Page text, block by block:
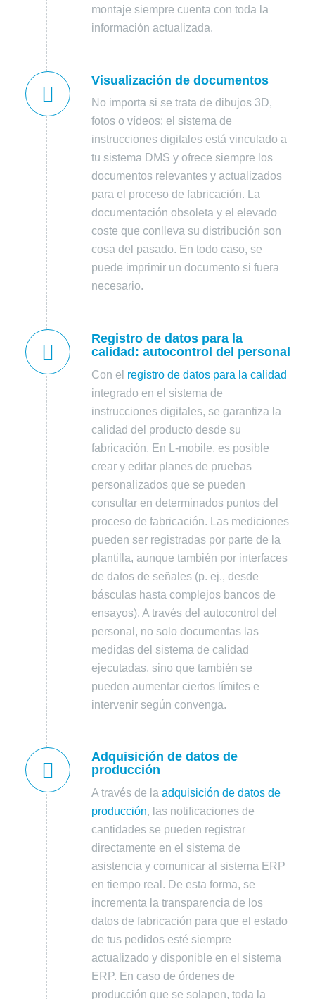
montaje siempre cuenta con toda la
información actualizada.
Visualización de documentos
No importa si se trata de dibujos 3D,
fotos o vídeos: el sistema de
instrucciones digitales está vinculado a
tu sistema DMS y ofrece siempre los
documentos relevantes y actualizados
para el proceso de fabricación. La
documentación obsoleta y el elevado
coste que conlleva su distribución son
cosa del pasado. En todo caso, se
puede imprimir un documento si fuera
necesario.
Registro de datos para la
calidad: autocontrol del personal
Con el registro de datos para la calidad
integrado en el sistema de
instrucciones digitales, se garantiza la
calidad del producto desde su
fabricación. En L-mobile, es posible
crear y editar planes de pruebas
personalizados que se pueden
consultar en determinados puntos del
proceso de fabricación. Las mediciones
pueden ser registradas por parte de la
plantilla, aunque también por interfaces
de datos de señales (p. ej., desde
básculas hasta complejos bancos de
ensayos). A través del autocontrol del
personal, no solo documentas las
medidas del sistema de calidad
ejecutadas, sino que también se
pueden aumentar ciertos límites e
intervenir según convenga.
Adquisición de datos de
producción
A través de la adquisición de datos de
producción, las notificaciones de
cantidades se pueden registrar
directamente en el sistema de
asistencia y comunicar al sistema ERP
en tiempo real. De esta forma, se
incrementa la transparencia de los
datos de fabricación para que el estado
de tus pedidos esté siempre
actualizado y disponible en el sistema
ERP. En caso de órdenes de
producción que se solapen, toda la